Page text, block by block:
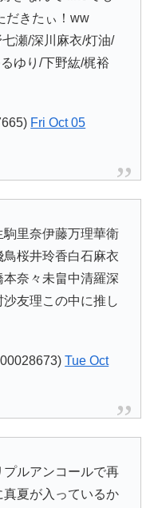
だきたぃ！ww
瀬/深川麻衣/灯油/
ゆり/下野紘/梶裕
Fri Oct 05
駒里奈伊藤万理華衛
桜井玲香白石麻衣
奈々未畠中清羅深
友理この中に推し
Tue Oct
ルアンコールで再
夏が入っているか